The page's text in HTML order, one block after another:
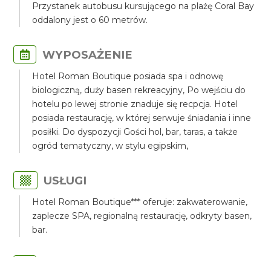
Przystanek autobusu kursującego na plażę Coral Bay
oddalony jest o 60 metrów.
WYPOSAŻENIE
Hotel Roman Boutique posiada spa i odnowę
biologiczną, duży basen rekreacyjny, Po wejściu do
hotelu po lewej stronie znaduje się recpcja. Hotel
posiada restaurację, w której serwuje śniadania i inne
posiłki. Do dyspozycji Gości hol, bar, taras, a także
ogród tematyczny, w stylu egipskim,
USŁUGI
Hotel Roman Boutique*** oferuje: zakwaterowanie,
zaplecze SPA, regionalną restaurację, odkryty basen,
bar.